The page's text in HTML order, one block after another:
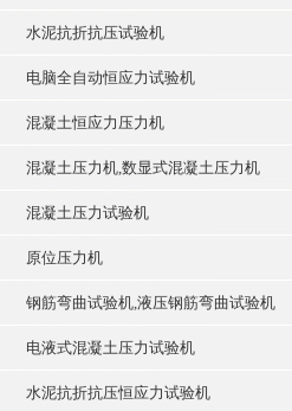
水泥抗折抗压试验机
电脑全自动恒应力试验机
混凝土恒应力压力机
混凝土压力机,数显式混凝土压力机
混凝土压力试验机
原位压力机
钢筋弯曲试验机,液压钢筋弯曲试验机
电液式混凝土压力试验机
水泥抗折抗压恒应力试验机